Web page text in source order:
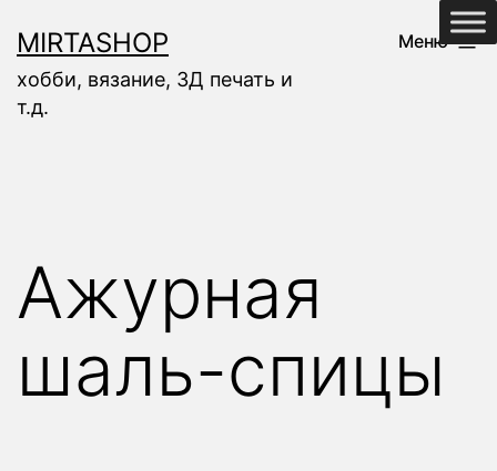
содержимому
MIRTASHOP
хобби, вязание, 3Д печать и
т.д.
Меню
Ажурная
шаль-спицы